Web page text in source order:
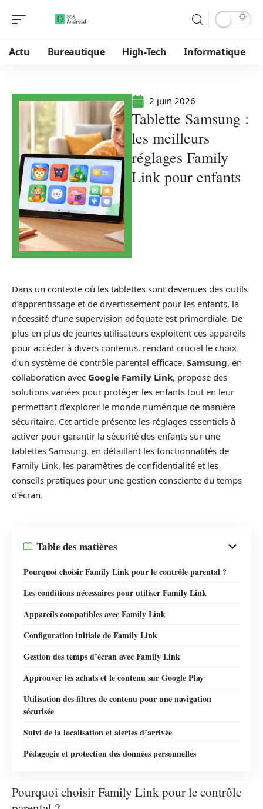
Actu Bureautique High-Tech Informatique
2 juin 2026
Tablette Samsung :
les meilleurs
réglages Family
Link pour enfants
Dans un contexte où les tablettes sont devenues des outils
d’apprentissage et de divertissement pour les enfants, la
nécessité d’une supervision adéquate est primordiale. De
plus en plus de jeunes utilisateurs exploitent ces appareils
pour accéder à divers contenus, rendant crucial le choix
d’un système de contrôle parental efficace. Samsung, en
collaboration avec Google Family Link, propose des
solutions variées pour protéger les enfants tout en leur
permettant d’explorer le monde numérique de manière
sécuritaire. Cet article présente les réglages essentiels à
activer pour garantir la sécurité des enfants sur une
tablettes Samsung, en détaillant les fonctionnalités de
Family Link, les paramètres de confidentialité et les
conseils pratiques pour une gestion consciente du temps
d’écran.
Table des matières
Pourquoi choisir Family Link pour le contrôle parental ?
Les conditions nécessaires pour utiliser Family Link
Appareils compatibles avec Family Link
Configuration initiale de Family Link
Gestion des temps d’écran avec Family Link
Approuver les achats et le contenu sur Google Play
Utilisation des filtres de contenu pour une navigation
sécurisée
Suivi de la localisation et alertes d’arrivée
Pédagogie et protection des données personnelles
Pourquoi choisir Family Link pour le contrôle